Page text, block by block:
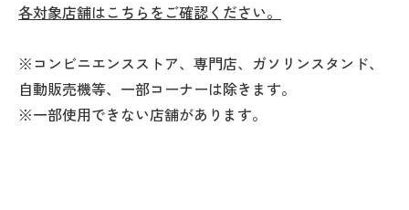
各対象店舗はこちらをご確認ください。
※コンビニエンスストア、専門店、ガソリンスタンド、
自動販売機等、一部コーナーは除きます。
※一部使用できない店舗があります。